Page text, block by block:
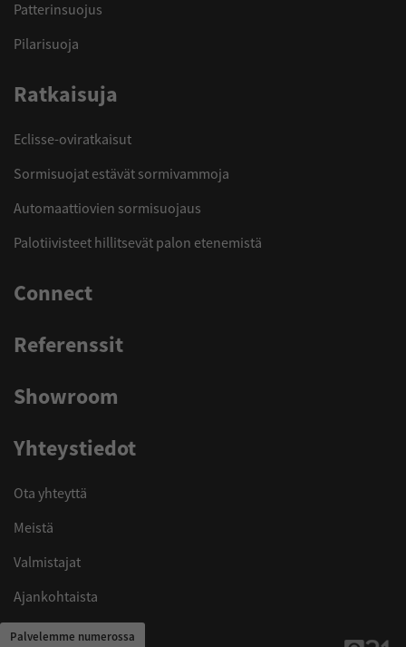
Patterinsuojus
Pilarisuoja
Ratkaisuja
Eclisse-oviratkaisut
Sormisuojat estävät sormivammoja
Automaattiovien sormisuojaus
Palotiivisteet hillitsevät palon etenemistä
Connect
Referenssit
Showroom
Yhteystiedot
Ota yhteyttä
Meistä
Valmistajat
Ajankohtaista
Palvelemme numerossa